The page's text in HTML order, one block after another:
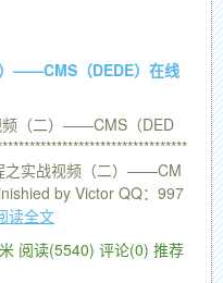
——CMS（DEDE）在线
频（二）——CMS（DED
之实战视频（二）——CM
by Victor QQ：997
读全文
阅读(5540) 评论(0) 推荐